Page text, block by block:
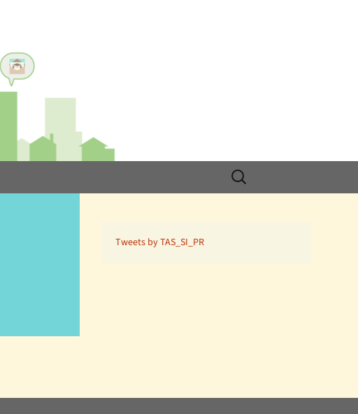
検
索:
Tweets by TAS_SI_PR